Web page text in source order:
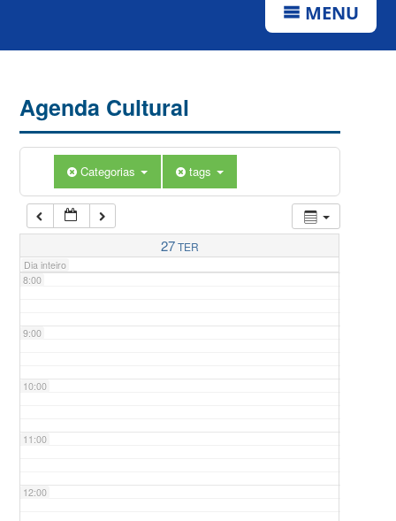
MENU
Agenda Cultural
Categorias tags
27TER
Dia inteiro
5:00
7:00
8:00
9:00
10:00
11:00
12:00